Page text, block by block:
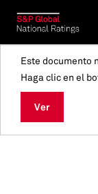
Este documento
Haga clic en el
Ver